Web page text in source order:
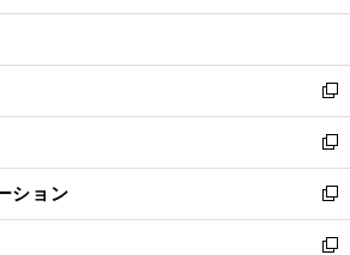
開
ウ
開
く
ン
ウ
で
開
く
ウ
ン
ド
ウ
で
開
く
新
し
い
ウ
ィ
ン
ド
新
し
い
ウ
ィ
ション
新
し
い
新